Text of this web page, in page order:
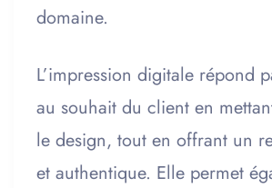
domaine.
L’impression digitale répond
au souhait du client en
le design, tout en offrant un
et authentique. Elle permet